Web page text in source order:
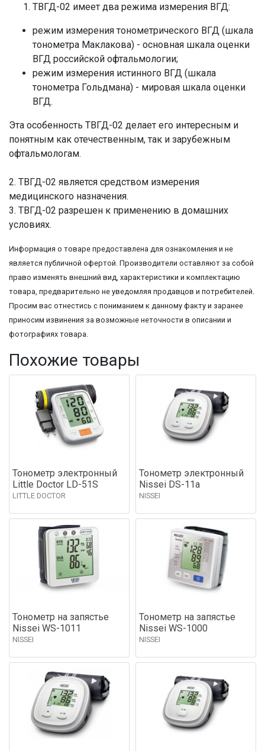
ТВГД-02 имеет два режима измерения ВГД:
режим измерения тонометрического ВГД (шкала
тонометра Маклакова) - основная шкала оценки
ВГД российской офтальмологии;
режим измерения истинного ВГД (шкала
тонометра Гольдмана) - мировая шкала оценки
ВГД.
Эта особенность ТВГД-02 делает его интересным и
понятным как отечественным, так и зарубежным
офтальмологам.
2. ТВГД-02 является средством измерения
медицинского назначения.
3. ТВГД-02 разрешен к применению в домашних
условиях.
Информация о товаре предоставлена для ознакомления и не
является публичной офертой. Производители оставляют за собой
право изменять внешний вид, характеристики и комплектацию
товара, предварительно не уведомляя продавцов и потребителей.
Просим вас отнестись с пониманием к данному факту и заранее
приносим извинения за возможные неточности в описании и
фотографиях товара.
Похожие товары
Тонометр электронный
Little Doctor LD-51S
LITTLE DOCTOR
Тонометр электронный
Nissei DS-11a
NISSEI
Тонометр на запястье
Nissei WS-1011
NISSEI
Тонометр на запястье
Nissei WS-1000
NISSEI